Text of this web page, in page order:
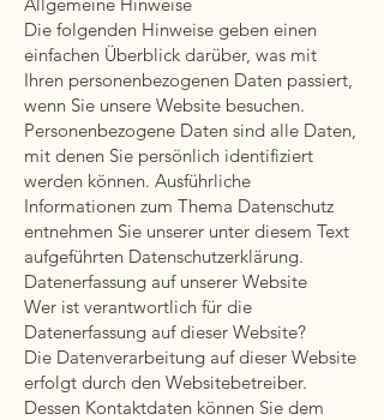
Die folgenden Hinweise geben einen
einfachen Überblick darüber, was mit
Ihren personenbezogenen Daten passiert,
wenn Sie unsere Website besuchen.
Personenbezogene Daten sind alle Daten,
mit denen Sie persönlich identifiziert
werden können. Ausführliche
Informationen zum Thema Datenschutz
entnehmen Sie unserer unter diesem Text
aufgeführten Datenschutzerklärung.
Datenerfassung auf unserer Website
Wer ist verantwortlich für die
Datenerfassung auf dieser Website?
Die Datenverarbeitung auf dieser Website
erfolgt durch den Websitebetreiber.
Dessen Kontaktdaten können Sie dem